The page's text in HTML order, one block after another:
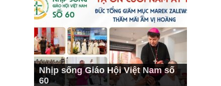
Nhịp sống Giáo Hội Việt Nam số
60